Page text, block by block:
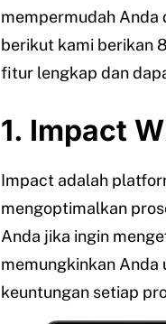
mempermudah Anda
berikut kami berikan
fitur lengkap dan
1. Impact
Impact adalah
mengoptimalkan
Anda jika ingin
memungkinkan Anda
keuntungan setiap